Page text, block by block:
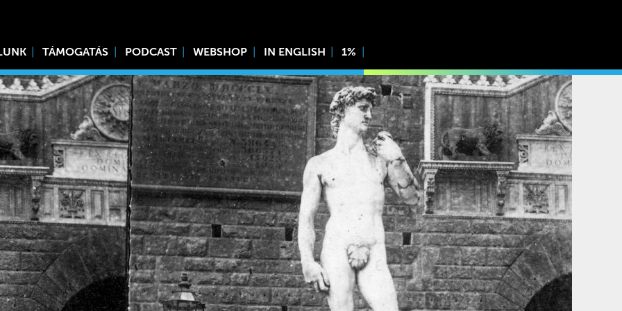
TÁMOGATÁS PODCAST WEBSHOP IN ENGLISH 1%